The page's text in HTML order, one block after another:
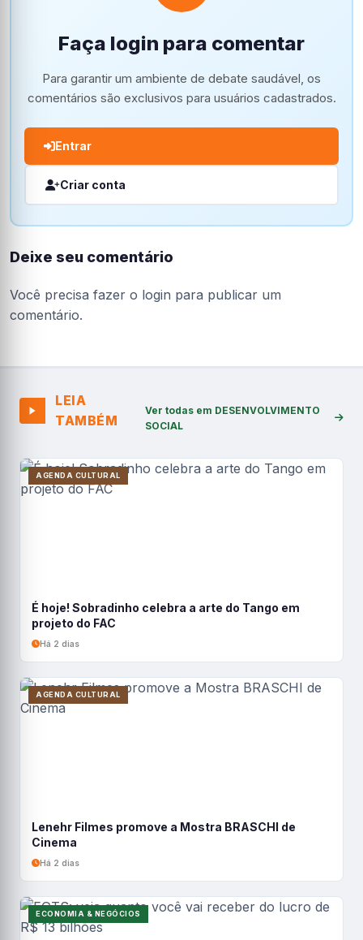
Faça login para comentar
Para garantir um ambiente de debate saudável, os
comentários são exclusivos para usuários cadastrados.
Entrar
Criar conta
Deixe seu comentário
Você precisa fazer o login para publicar um
comentário.
LEIA
TAMBÉM
Ver todas em DESENVOLVIMENTO
SOCIAL
AGENDA CULTURAL
É hoje! Sobradinho celebra a arte do Tango em
projeto do FAC
Há 2 dias
AGENDA CULTURAL
Lenehr Filmes promove a Mostra BRASCHI de
Cinema
Há 2 dias
ECONOMIA & NEGÓCIOS